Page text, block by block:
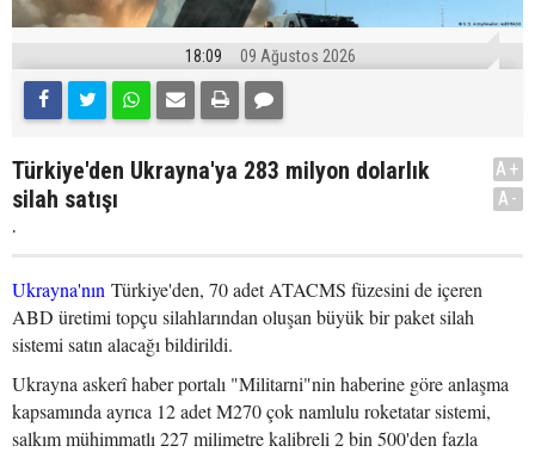
18:09 09 Ağustos 2026
Türkiye'den Ukrayna'ya 283 milyon dolarlık
silah satışı
.
A+
A-
Ukrayna'nın Türkiye'den, 70 adet ATACMS füzesini de içeren
ABD üretimi topçu silahlarından oluşan büyük bir paket silah
sistemi satın alacağı bildirildi.
Ukrayna askerî haber portalı "Militarni"nin haberine göre anlaşma
kapsamında ayrıca 12 adet M270 çok namlulu roketatar sistemi,
salkım mühimmatlı 227 milimetre kalibreli 2 bin 500'den fazla